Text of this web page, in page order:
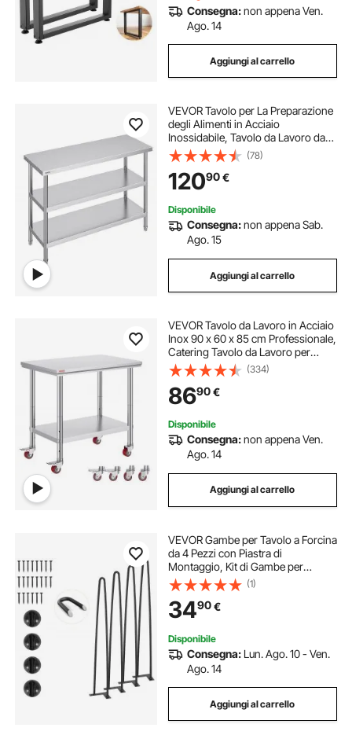
Consegna:non appena Ven.
Ago. 14
Aggiungi al carrello
VEVOR Tavolo per La Preparazione
degli Alimenti in Acciaio
Inossidabile, Tavolo da Lavoro da
Cucina Commerciale 457 x 1219 x
864 mm 2 Ripiani Inferiori
Regolabili, per Barbecue, Cucina,
Casa, Garage
(78)
12090€
Disponibile
Consegna:non appena Sab.
Ago. 15
Aggiungi al carrello
VEVOR Tavolo da Lavoro in Acciaio
Inox 90 x 60 x 85 cm Professionale,
Catering Tavolo da Lavoro per
Cucina in Acciaio Inox con Ruote,
Tavolo da Lavoro Commerciale
Carico 204 kg
(334)
8690€
Disponibile
Consegna:non appena Ven.
Ago. 14
Aggiungi al carrello
VEVOR Gambe per Tavolo a Forcina
da 4 Pezzi con Piastra di
Montaggio, Kit di Gambe per
Scrivania Lunghezza 71 cm in
Acciaio Capacità Carico max. 227
kg, Gambe per Mobili per Tavolo da
Casa Ufficio
(1)
3490€
Disponibile
Consegna: Lun. Ago. 10 - Ven.
Ago. 14
Aggiungi al carrello